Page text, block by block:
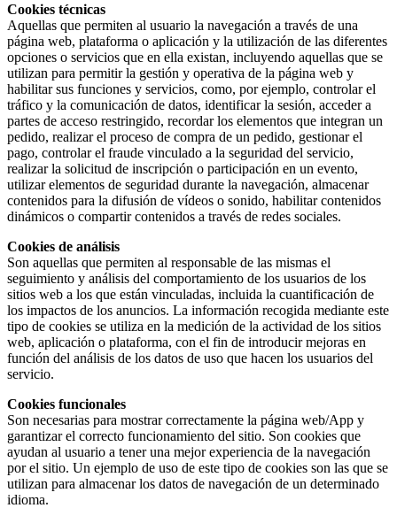
Cookies técnicas
Aquellas que permiten al usuario la navegación a través de una
página web, plataforma o aplicación y la utilización de las diferentes
opciones o servicios que en ella existan, incluyendo aquellas que se
utilizan para permitir la gestión y operativa de la página web y
habilitar sus funciones y servicios, como, por ejemplo, controlar el
tráfico y la comunicación de datos, identificar la sesión, acceder a
partes de acceso restringido, recordar los elementos que integran un
pedido, realizar el proceso de compra de un pedido, gestionar el
pago, controlar el fraude vinculado a la seguridad del servicio,
realizar la solicitud de inscripción o participación en un evento,
utilizar elementos de seguridad durante la navegación, almacenar
contenidos para la difusión de vídeos o sonido, habilitar contenidos
dinámicos o compartir contenidos a través de redes sociales.
Cookies de análisis
Son aquellas que permiten al responsable de las mismas el
seguimiento y análisis del comportamiento de los usuarios de los
sitios web a los que están vinculadas, incluida la cuantificación de
los impactos de los anuncios. La información recogida mediante este
tipo de cookies se utiliza en la medición de la actividad de los sitios
web, aplicación o plataforma, con el fin de introducir mejoras en
función del análisis de los datos de uso que hacen los usuarios del
servicio.
Cookies funcionales
Son necesarias para mostrar correctamente la página web/App y
garantizar el correcto funcionamiento del sitio. Son cookies que
ayudan al usuario a tener una mejor experiencia de la navegación
por el sitio. Un ejemplo de uso de este tipo de cookies son las que se
utilizan para almacenar los datos de navegación de un determinado
idioma.